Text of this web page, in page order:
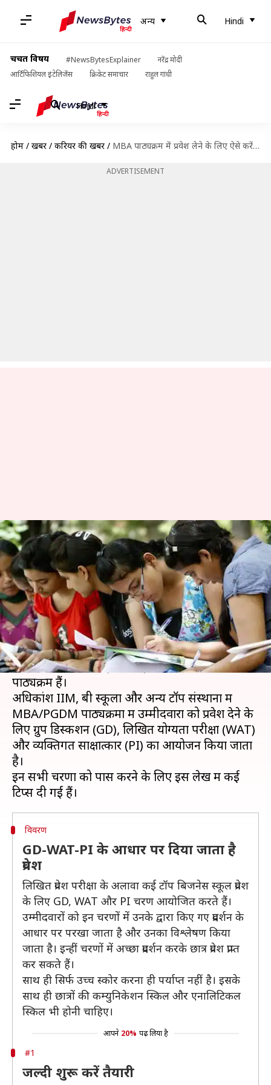
अन्य Hindi
चर्चित विषय #NewsBytesExplainer
नरेंद्र मोदी
आर्टिफिशियल इंटेलिजेंस
क्रिकेट समाचार राहुल गांधी
Hindi
होम / खबरें / करियर की खबरें / MBA पाठ्यक्रम में प्रवेश लेने के लिए ऐसे करें GD, WAT और PI की तैयारी
ADVERTISEMENT
MBA पाठ्यक्रम में प्रवेश लेने के लिए
ऐसे करें GD, WAT और PI की तैयारी
लेखन मोना दीक्षित Jan 14, 2020 07:44 pm
क्या है खबर?
मैनेजमेंट में पोस्ट ग्रेजुएशन करने के लिए भारत में मास्टर
ऑफ बिजनेस एडमिनिस्ट्रेशन (MBA) और पोस्ट ग्रेजुएट
डिप्लोमा इन मैनेजमेंट (PGDM) सबसे अधिक मांग वाले
पाठ्यक्रम हैं।
अधिकांश IIM, बी स्कूलों और अन्य टॉप संस्थानों में
MBA/PGDM पाठ्यक्रमों में उम्मीदवारों को प्रवेश देने के
लिए ग्रुप डिस्कशन (GD), लिखित योग्यता परीक्षा (WAT)
और व्यक्तिगत साक्षात्कार (PI) का आयोजन किया जाता
है।
इन सभी चरणों को पास करने के लिए इस लेख में कई
विवरण
GD-WAT-PI के आधार पर दिया जाता है
प्रवेश
लिखित प्रवेश परीक्षा के अलावा कई टॉप बिजनेस स्कूल प्रवेश
के लिए GD, WAT और PI चरण आयोजित करते हैं।
उम्मीदवारों को इन चरणों में उनके द्वारा किए गए प्रदर्शन के
आधार पर परखा जाता है और उनका विश्लेषण किया
जाता है। इन्हीं चरणों में अच्छा प्रदर्शन करके छात्र प्रवेश प्राप्त
कर सकते हैं।
साथ ही सिर्फ उच्च स्कोर करना ही पर्याप्त नहीं है। इसके
साथ ही छात्रों की कम्युनिकेशन स्किल और एनालिटिकल
स्किल भी होनी चाहिए।
आपने 20% पढ़ लिया है
#1
जल्दी शुरू करें तैयारी